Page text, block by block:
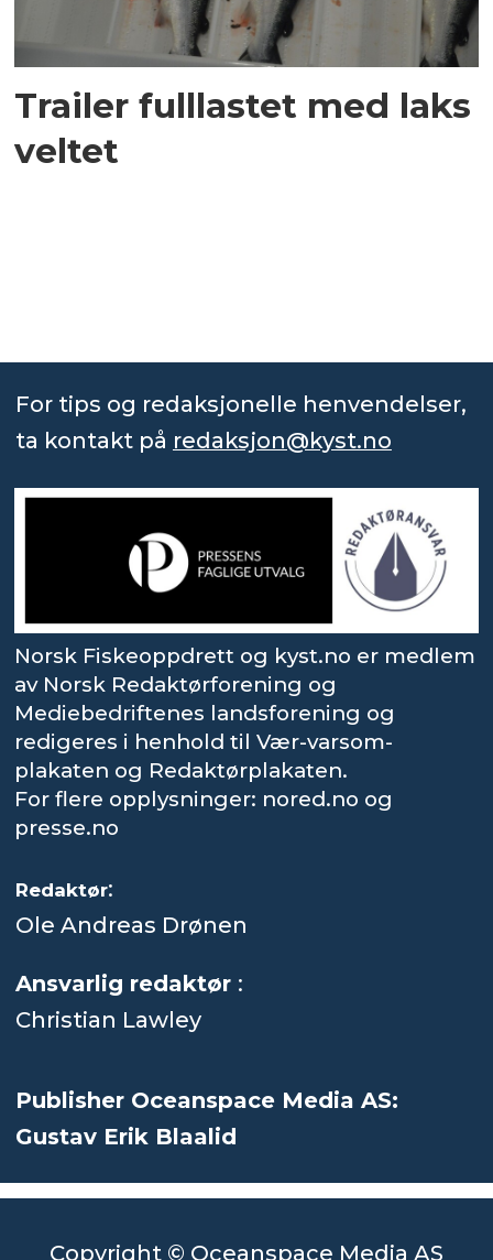
Trailer fulllastet med laks
veltet
For tips og redaksjonelle henvendelser,
ta kontakt på redaksjon@kyst.no
Norsk Fiskeoppdrett og kyst.no er medlem
av Norsk Redaktørforening og
Mediebedriftenes landsforening og
redigeres i henhold til Vær-varsom-
plakaten og Redaktørplakaten.
For flere opplysninger: nored.no og
presse.no
Redaktør:
Ole Andreas Drønen
Ansvarlig redaktør :
Christian Lawley
Publisher Oceanspace Media AS:
Gustav Erik Blaalid
Copyright © Oceanspace Media AS